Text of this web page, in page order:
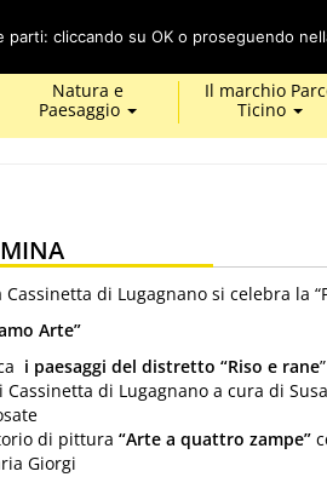
Natura e
Paesaggio
Il marchio
Ticino
di Lugagnano si celebra la
Arte”
i paesaggi del distretto “Riso e rane
di Lugagnano a cura di
di pittura “Arte a quattro zampe”
Giorgi
cliccando su OK o proseguendo